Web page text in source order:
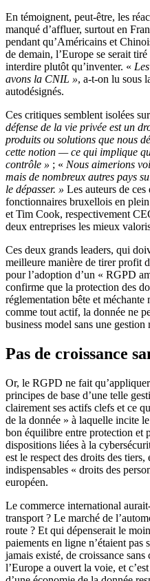
En témoignent, peut-être, les
manqué d’affluer, surtout en
pendant qu’Américains et
de demain, l’Europe se serait
interdire plutôt qu’inventer. «
avons la CNIL », a-t-on lu sous
autodésignés.
Ces critiques semblent isolées
défense de la vie privée est un
produits ou solutions que nous
cette notion — ce qui implique
contrôle » ; « Nous aimerions
mais de nombreux autres pays
le dépasser. » Les auteurs de ces
fonctionnaires bruxellois en
et Tim Cook, respectivement
deux entreprises les mieux
Ces deux grands leaders, qui
meilleure manière de tirer profit
pour l’adoption d’un « RGPD
confirme que la protection des
réglementation bête et méchante
comme tout actif, la donnée ne
business model sans une gestion
Pas de croissance
Or, le RGPD ne fait
principes de base d’une telle
clairement ses actifs clefs et ce
de la donnée » à laquelle incite
bon équilibre entre protection et
dispositions liées à la
est le respect des droits des
indispensables « droits des
européen.
Le commerce international
transport ? Le marché de
route ? Et qui dépenserait le
paiements en ligne n’étaient pas
jamais existé, de croissance
l’Europe a ouvert la voie, et